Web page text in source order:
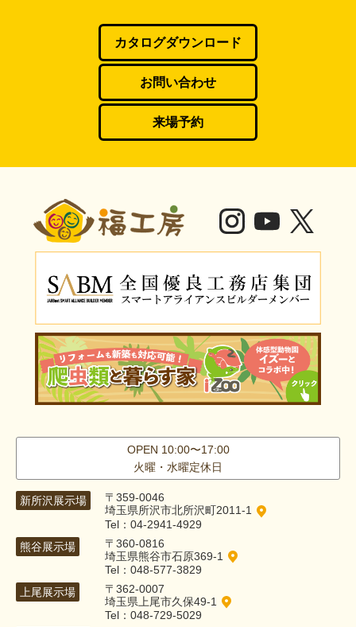
カタログダウンロード
お問い合わせ
来場予約
OPEN 10:00〜17:00
火曜・水曜定休日
新所沢展示場
〒359-0046
埼玉県所沢市北所沢町2011-1
Tel：04-2941-4929
熊谷展示場
〒360-0816
埼玉県熊谷市石原369-1
Tel：048-577-3829
上尾展示場
〒362-0007
埼玉県上尾市久保49-1
Tel：048-729-5029